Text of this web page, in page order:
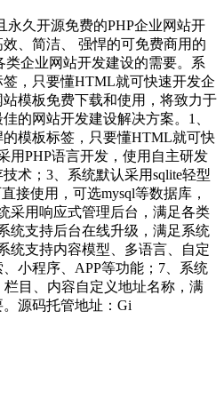
永久开源免费的PHP企业网站开
、简洁、 强悍的可免费商用的
类企业网站开发建设的需要。系
，只要懂HTML就可快速开发企
模板免费下载和使用，将致力于
的网站开发建设解决方案。1、
模板标签，只要懂HTML就可快
用PHP语言开发，使用自主研发
术；3、系统默认采用sqlite轻型
接使用，可选mysql等数据库，
采用响应式管理后台，满足各类
统支持后台在线升级，满足系统
统支持内容模型、多语言、自定
小程序、APP等功能；7、系统
目、内容自定义地址名称，满
源码托管地址：Gi